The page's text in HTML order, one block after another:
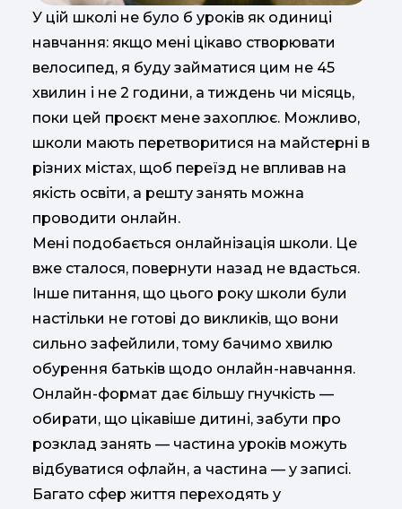
У цій школі не було б уроків як одиниці
навчання: якщо мені цікаво створювати
велосипед, я буду займатися цим не 45
хвилин і не 2 години, а тиждень чи місяць,
поки цей проєкт мене захоплює. Можливо,
школи мають перетворитися на майстерні в
різних містах, щоб переїзд не впливав на
якість освіти, а решту занять можна
проводити онлайн.
Мені подобається онлайнізація школи. Це
вже сталося, повернути назад не вдасться.
Інше питання, що цього року школи були
настільки не готові до викликів, що вони
сильно зафейлили, тому бачимо хвилю
обурення батьків щодо онлайн-навчання.
Онлайн-формат дає більшу гнучкість —
обирати, що цікавіше дитині, забути про
розклад занять — частина уроків можуть
відбуватися офлайн, а частина — у записі.
Багато сфер життя переходять у